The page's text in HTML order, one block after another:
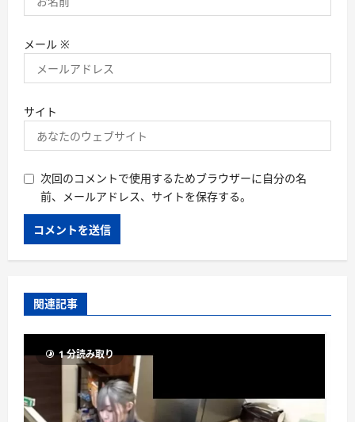
メール ※
サイト
次回のコメントで使用するためブラウザーに自分の名
前、メールアドレス、サイトを保存する。
関連記事
1 分読み取り